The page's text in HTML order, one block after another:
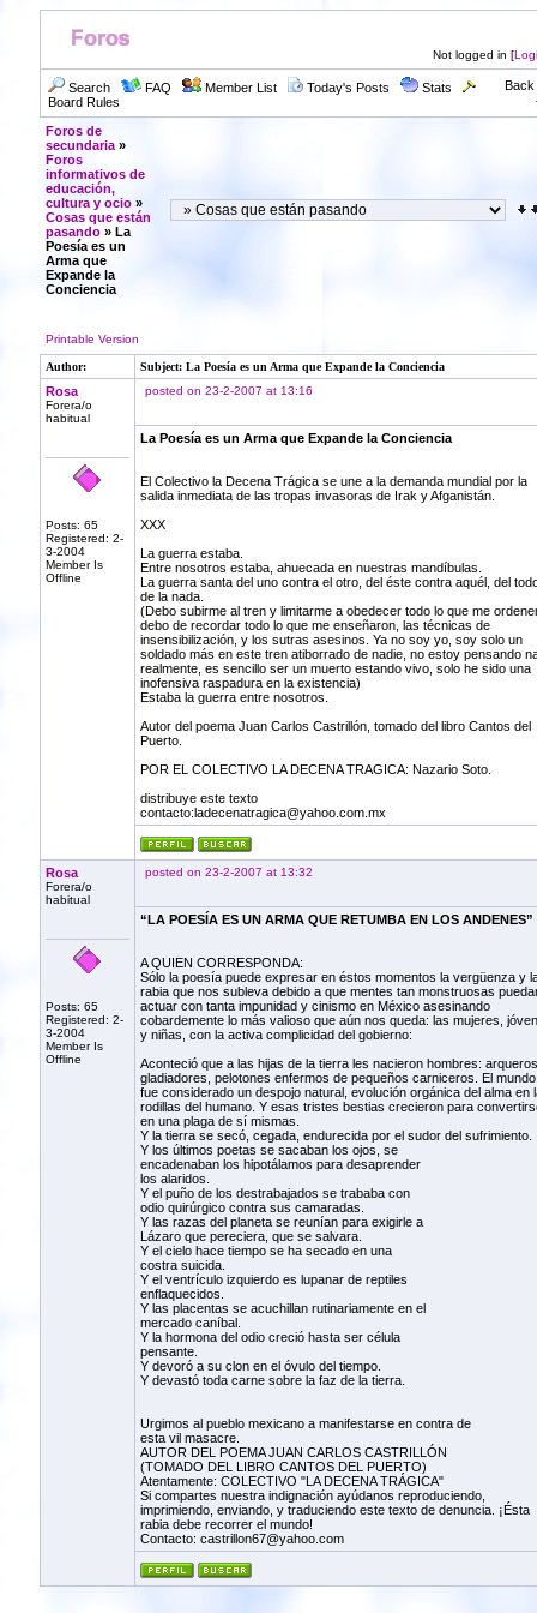
Not logged in [
Search FAQ Member List Today's Posts
Stats
Board Rules
Back
Foros de
secundaria»
Foros
informativos de
educación,
cultura y ocio»
Cosas que están
pasando» La
Poesía es un
Arma que
Expande la
Conciencia
Printable Version
Author: Subject: La Poesía es un Arma que Expande la Conciencia
Rosa
Forera/o
habitual
Posts: 65
Registered: 2-
3-2004
Member Is
Offline
posted on 23-2-2007 at 13:16
La Poesía es un Arma que Expande la Conciencia
El Colectivo la Decena Trágica se une a la demanda mundial por la
salida inmediata de las tropas invasoras de Irak y Afganistán.
XXX
La guerra estaba.
Entre nosotros estaba, ahuecada en nuestras mandíbulas.
La guerra santa del uno contra el otro, del éste contra aquél, del
de la nada.
(Debo subirme al tren y limitarme a obedecer todo lo que me
debo de recordar todo lo que me enseñaron, las técnicas de
insensibilización, y los sutras asesinos. Ya no soy yo, soy solo un
soldado más en este tren atiborrado de nadie, no estoy pensando
realmente, es sencillo ser un muerto estando vivo, solo he sido una
inofensiva raspadura en la existencia)
Estaba la guerra entre nosotros.
Autor del poema Juan Carlos Castrillón, tomado del libro Cantos del
Puerto.
POR EL COLECTIVO LA DECENA TRAGICA: Nazario Soto.
distribuye este texto
contacto:ladecenatragica@yahoo.com.mx
Rosa
Forera/o
habitual
Posts: 65
Registered: 2-
3-2004
Member Is
Offline
posted on 23-2-2007 at 13:32
“LA POESÍA ES UN ARMA QUE RETUMBA EN LOS ANDENES”
A QUIEN CORRESPONDA:
Sólo la poesía puede expresar en éstos momentos la vergüenza y
rabia que nos subleva debido a que mentes tan monstruosas
actuar con tanta impunidad y cinismo en México asesinando
cobardemente lo más valioso que aún nos queda: las mujeres,
y niñas, con la activa complicidad del gobierno:
Aconteció que a las hijas de la tierra les nacieron hombres:
gladiadores, pelotones enfermos de pequeños carniceros. El mundo
fue considerado un despojo natural, evolución orgánica del alma en
rodillas del humano. Y esas tristes bestias crecieron para
en una plaga de sí mismas.
Y la tierra se secó, cegada, endurecida por el sudor del sufrimiento.
Y los últimos poetas se sacaban los ojos, se
encadenaban los hipotálamos para desaprender
los alaridos.
Y el puño de los destrabajados se trababa con
odio quirúrgico contra sus camaradas.
Y las razas del planeta se reunían para exigirle a
Lázaro que pereciera, que se salvara.
Y el cielo hace tiempo se ha secado en una
costra suicida.
Y el ventrículo izquierdo es lupanar de reptiles
enflaquecidos.
Y las placentas se acuchillan rutinariamente en el
mercado caníbal.
Y la hormona del odio creció hasta ser célula
pensante.
Y devoró a su clon en el óvulo del tiempo.
Y devastó toda carne sobre la faz de la tierra.
Urgimos al pueblo mexicano a manifestarse en contra de
esta vil masacre.
AUTOR DEL POEMA JUAN CARLOS CASTRILLÓN
(TOMADO DEL LIBRO CANTOS DEL PUERTO)
Atentamente: COLECTIVO "LA DECENA TRÁGICA"
Si compartes nuestra indignación ayúdanos reproduciendo,
imprimiendo, enviando, y traduciendo este texto de denuncia. ¡Ésta
rabia debe recorrer el mundo!
Contacto: castrillon67@yahoo.com